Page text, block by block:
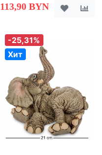
113,90 BYN
-25,31%
Хит